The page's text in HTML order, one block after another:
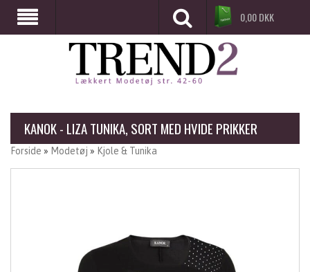
0,00DKK
KANOK - LIZA TUNIKA, SORT MED HVIDE PRIKKER
Forside » Modetøj » Kjole & Tunika